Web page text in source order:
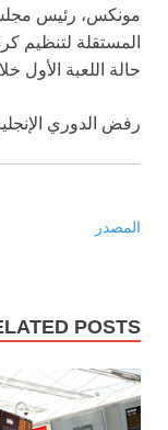
مونكس، رئيس مجلس
المستقلة لتنظيم
حالة اللعبة الأول
رفض الدوري
المصدر
POSTS